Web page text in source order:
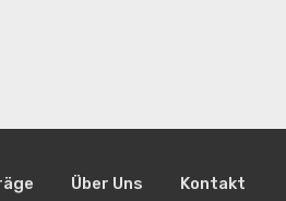
Über Uns Kontakt